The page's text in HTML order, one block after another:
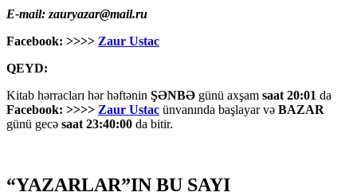
E-mail: zauryazar@mail.ru
Facebook: >>>> Zaur Ustac
QEYD:
Kitab hərracları hər həftənin ŞƏNBƏ günü axşam saat 20:01 da
Facebook: >>>> Zaur Ustac ünvanında başlayar və BAZAR
günü gecə saat 23:40:00 da bitir.
“YAZARLAR”IN BU SAYI